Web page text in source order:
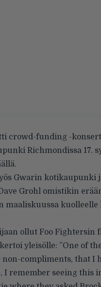
crowd-funding -
Richmondissa 17.
.
Gwarin kotikaupunki
Grohl omistikin
maaliskuussa kuolleelle
ollut Foo Fightersin
yleisölle: ”One of
compliments, that I
I remember seeing this